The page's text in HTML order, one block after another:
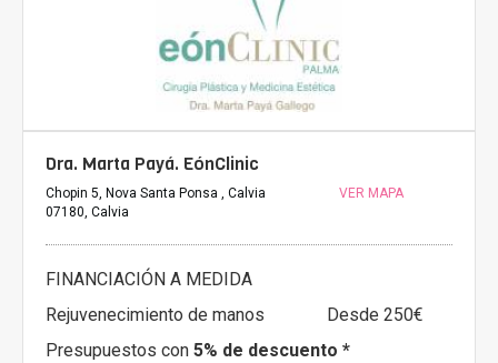
Dra. Marta Payá. EónClinic
Chopin 5, Nova Santa Ponsa , Calvia
07180, Calvia
VER MAPA
FINANCIACIÓN A MEDIDA
Rejuvenecimiento de manos
Desde 250€
Presupuestos con 5% de descuento *